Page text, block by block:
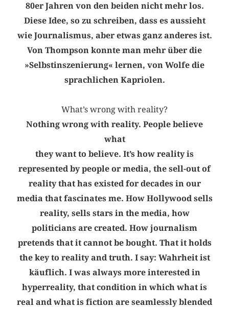
80er Jahren von den beiden nicht mehr los.
Diese Idee, so zu schreiben, dass es aussieht
wie Journalismus, aber etwas ganz anderes ist.
Von Thompson konnte man mehr über die
»Selbstinszenierung« lernen, von Wolfe die
sprachlichen Kapriolen.
What’s wrong with reality?
Nothing wrong with reality. People believe
what
they want to believe. It’s how reality is
represented by people or media, the sell-out of
reality that has existed for decades in our
media that fascinates me. How Hollywood sells
reality, sells stars in the media, how
politicians are created. How journalism
pretends that it cannot be bought. That it holds
the key to reality and truth. I say: Wahrheit ist
käuflich. I was always more interested in
hyperreality, that condition in which what is
real and what is fiction are seamlessly blended